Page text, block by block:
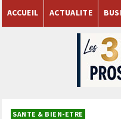
ACCUEIL ACTUALITE
SANTE & BIEN-ETRE